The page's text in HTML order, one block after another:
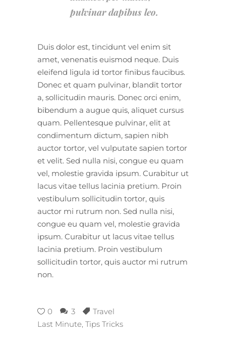
pulvinar dapibus leo.
Duis dolor est, tincidunt vel enim sit
amet, venenatis euismod neque. Duis
eleifend ligula id tortor finibus faucibus.
Donec et quam pulvinar, blandit tortor
a, sollicitudin mauris. Donec orci enim,
bibendum a augue quis, aliquet cursus
quam. Pellentesque pulvinar, elit at
condimentum dictum, sapien nibh
auctor tortor, vel vulputate sapien tortor
et velit. Sed nulla nisi, congue eu quam
vel, molestie gravida ipsum. Curabitur ut
lacus vitae tellus lacinia pretium. Proin
vestibulum sollicitudin tortor, quis
auctor mi rutrum non. Sed nulla nisi,
congue eu quam vel, molestie gravida
ipsum. Curabitur ut lacus vitae tellus
lacinia pretium. Proin vestibulum
sollicitudin tortor, quis auctor mi rutrum
non.
0 3
Travel
Last Minute Tips Tricks